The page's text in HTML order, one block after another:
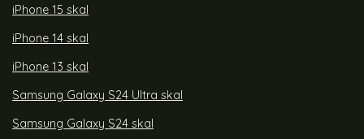
iPhone 15 skal
iPhone 14 skal
iPhone 13 skal
Samsung Galaxy S24 Ultra skal
Samsung Galaxy S24 skal